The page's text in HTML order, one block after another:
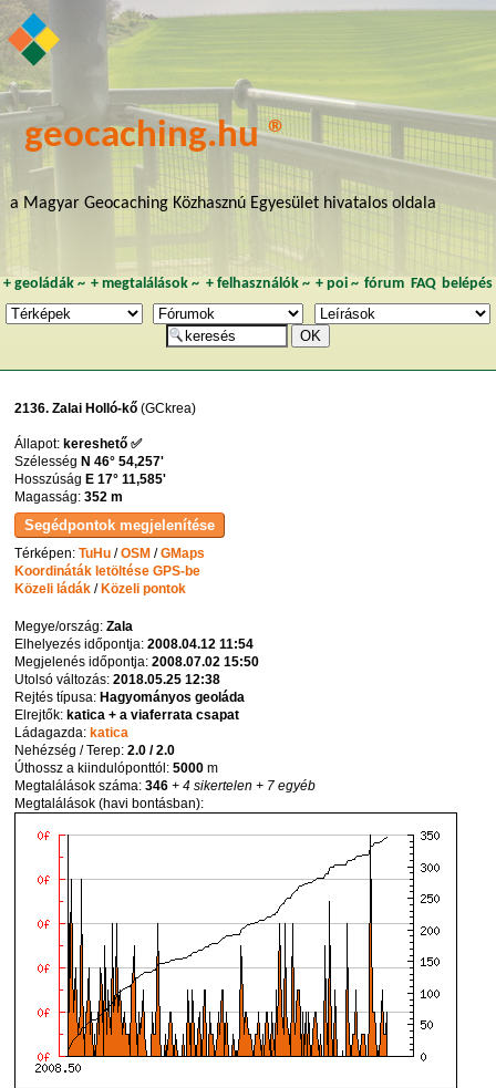
geocaching.hu ®
a Magyar Geocaching Közhasznú Egyesület hivatalos oldala
+ geoládák~ +megtalálások ~ + felhasználók~ + poi~ fórum FAQ belépés
2136. Zalai Holló-kő (GCkrea)
Állapot:kereshető ✅
SzélességN 46° 54,257'
HosszúságE 17° 11,585'
Magasság:352 m
Térképen:TuHu /OSM /GMaps
Koordináták letöltése GPS-be
Közeli ládák /Közeli pontok
Megye/ország:Zala
Elhelyezés időpontja:2008.04.12 11:54
Megjelenés időpontja:2008.07.02 15:50
Utolsó változás:2018.05.25 12:38
Rejtés típusa:Hagyományos geoláda
Elrejtők:katica + a viaferrata csapat
Ládagazda:katica
Nehézség / Terep:2.0 / 2.0
Úthossz a kiindulóponttól:5000 m
Megtalálások száma:346 + 4 sikertelen + 7 egyéb
Megtalálások (havi bontásban):